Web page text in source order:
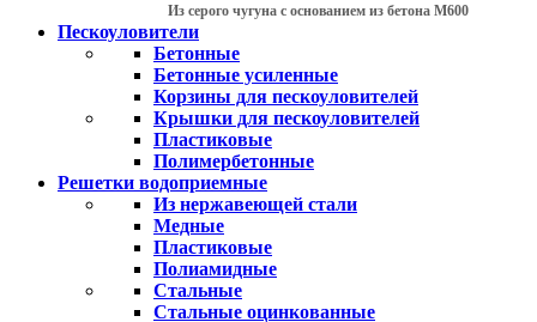
Из серого чугуна с основанием из бетона М600
Пескоуловители
Бетонные
Бетонные усиленные
Корзины для пескоуловителей
Крышки для пескоуловителей
Пластиковые
Полимербетонные
Решетки водоприемные
Из нержавеющей стали
Медные
Пластиковые
Полиамидные
Стальные
Стальные оцинкованные